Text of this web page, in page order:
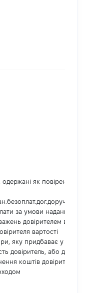
як повіреним
за умови надання
довірителем від
вартості
яку придбаває у
довіритель, або для
коштів довірителю,